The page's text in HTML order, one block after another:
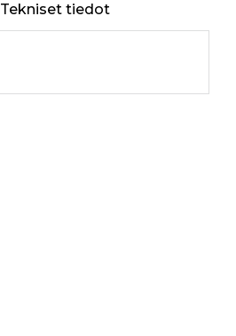
Tekniset tiedot